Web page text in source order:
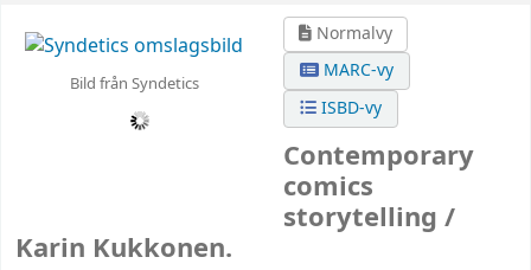
Bild från Syndetics
Normalvy
MARC-vy
ISBD-vy
Contemporary
comics
storytelling /
Karin Kukkonen.